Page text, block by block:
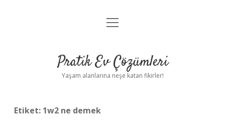
Anasayfa
Yasal Uyarı
menüyü
Pratik Ev Çözümleri
Yaşam alanlarına neşe katan fikirler!
Etiket: 1w2 ne demek